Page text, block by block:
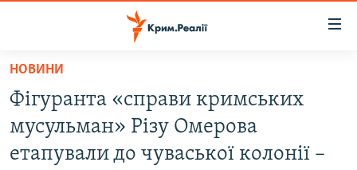
Перейти
основного
матеріалу
Перейти
до
ВОДА.КРИМ
ВІДЕО ТА ФОТО
НОВИНИ
Фігуранта «справи кримських
мусульман» Різу Омерова
етапували до чуваської колонії –